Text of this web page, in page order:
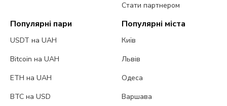
Стати партнером
Популярні пари
USDT на UAH
Bitcoin на UAH
ETH на UAH
BTC на USD
Популярні міста
Київ
Львів
Одеса
Варшава